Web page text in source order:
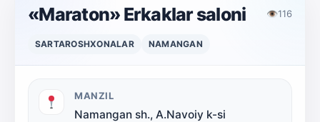
«Maraton» Erkaklar saloni 👁116
SARTAROSHXONALAR NAMANGAN
MANZIL
Namangan sh., A.Navoiy k-si